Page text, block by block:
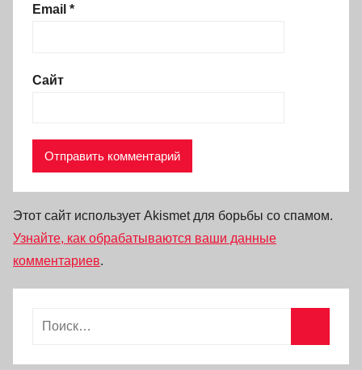
Email *
Сайт
Этот сайт использует Akismet для борьбы со спамом.
Узнайте, как обрабатываются ваши данные
комментариев.